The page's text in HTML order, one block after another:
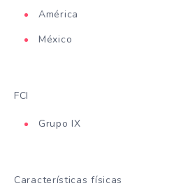
América
México
FCI
Grupo IX
Características físicas